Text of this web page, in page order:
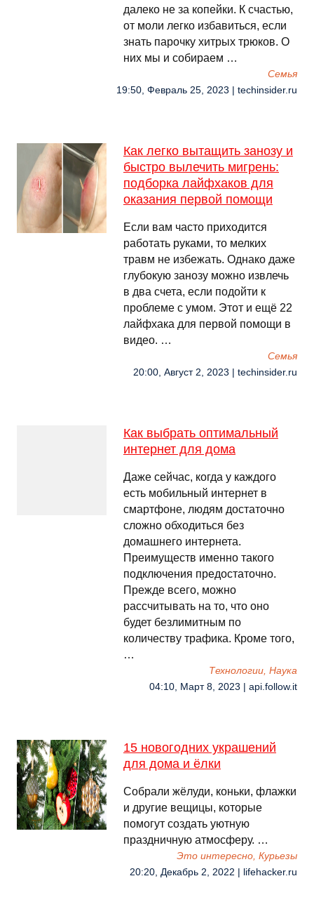
далеко не за копейки. К счастью,
от моли легко избавиться, если
знать парочку хитрых трюков. О
них мы и собираем …
Семья
19:50, Февраль 25, 2023 | techinsider.ru
Как легко вытащить занозу и
быстро вылечить мигрень:
подборка лайфхаков для
оказания первой помощи
Если вам часто приходится
работать руками, то мелких
травм не избежать. Однако даже
глубокую занозу можно извлечь
в два счета, если подойти к
проблеме с умом. Этот и ещё 22
лайфхака для первой помощи в
видео. …
Семья
20:00, Август 2, 2023 | techinsider.ru
Как выбрать оптимальный
интернет для дома
Даже сейчас, когда у каждого
есть мобильный интернет в
смартфоне, людям достаточно
сложно обходиться без
домашнего интернета.
Преимуществ именно такого
подключения предостаточно.
Прежде всего, можно
рассчитывать на то, что оно
будет безлимитным по
количеству трафика. Кроме того,
…
Технологии, Наука
04:10, Март 8, 2023 | api.follow.it
15 новогодних украшений
для дома и ёлки
Собрали жёлуди, коньки, флажки
и другие вещицы, которые
помогут создать уютную
праздничную атмосферу. …
Это интересно, Курьезы
20:20, Декабрь 2, 2022 | lifehacker.ru